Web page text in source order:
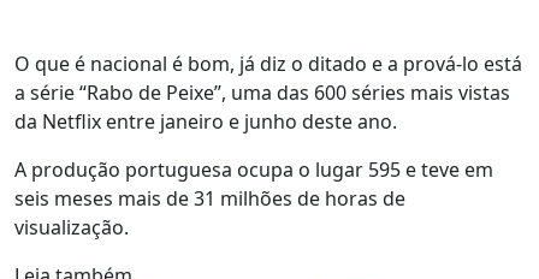
O que é nacional é bom, já diz o ditado e a prová-lo está
a série “Rabo de Peixe”, uma das 600 séries mais vistas
da Netflix entre janeiro e junho deste ano.
A produção portuguesa ocupa o lugar 595 e teve em
seis meses mais de 31 milhões de horas de
visualização.